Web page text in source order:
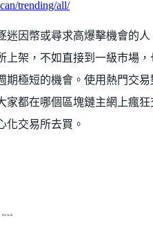
trending/all/
迷因幣或尋求高爆擊機會的人
上架，不如直接到一級市場，
期極短的機會。使用熱門交易
家都在哪個區塊鏈主網上瘋狂
化交易所去買。